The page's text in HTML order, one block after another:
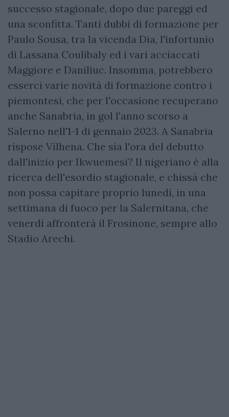
successo stagionale, dopo due pareggi ed
una sconfitta. Tanti dubbi di formazione per
Paulo Sousa, tra la vicenda Dia, l'infortunio
di Lassana Coulibaly ed i vari acciaccati
Maggiore e Daniliuc. Insomma, potrebbero
esserci varie novità di formazione contro i
piemontesi, che per l'occasione recuperano
anche Sanabria, in gol l'anno scorso a
Salerno nell'1-1 di gennaio 2023. A Sanabria
rispose Vilhena. Che sia l'ora del debutto
dall'inizio per Ikwuemesi? Il nigeriano è alla
ricerca dell'esordio stagionale, e chissà che
non possa capitare proprio lunedì, in una
settimana di fuoco per la Salernitana, che
venerdì affronterà il Frosinone, sempre allo
Stadio Arechi.